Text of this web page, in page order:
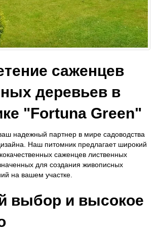
саженцев
деревьев в
"Fortuna Green"
надежный партнер в мире садоводства
Наш питомник предлагает широкий
саженцев лиственных
для создания живописных
на вашем участке.
выбор и высокое